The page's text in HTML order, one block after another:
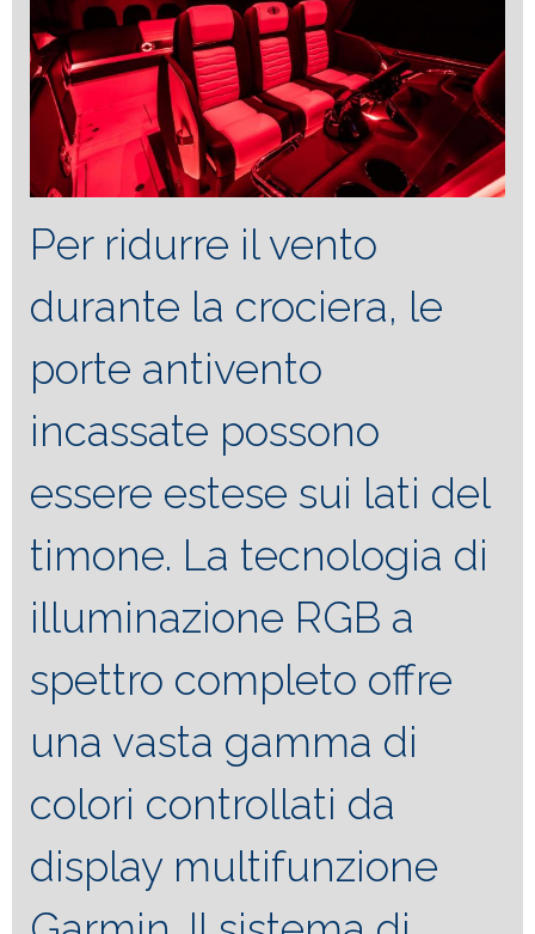
Per ridurre il vento
durante la crociera, le
porte antivento
incassate possono
essere estese sui lati del
timone. La tecnologia di
illuminazione RGB a
spettro completo offre
una vasta gamma di
colori controllati da
display multifunzione